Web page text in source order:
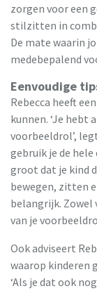
zorgen voor een
stilzitten in
De mate waarin
medebepalend
Eenvoudige
Rebecca heeft
kunnen. ‘Je hebt
voorbeeldrol’,
gebruik je de hele
groot dat je kind
bewegen, zitten
belangrijk. Zowel
van je
Ook adviseert
waarop kinderen
‘Als je dat ook